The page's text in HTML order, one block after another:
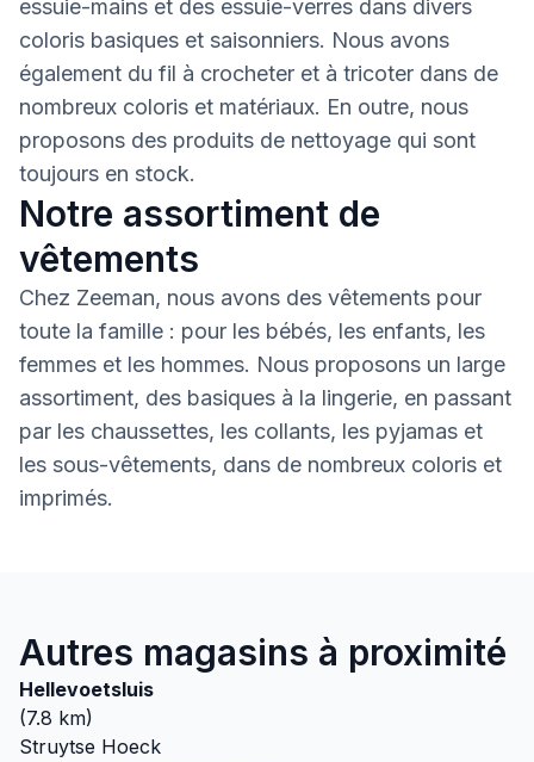
essuie-mains et des essuie-verres dans divers
coloris basiques et saisonniers. Nous avons
également du fil à crocheter et à tricoter dans de
nombreux coloris et matériaux. En outre, nous
proposons des produits de nettoyage qui sont
toujours en stock.
Notre assortiment de
vêtements
Chez Zeeman, nous avons des vêtements pour
toute la famille : pour les bébés, les enfants, les
femmes et les hommes. Nous proposons un large
assortiment, des basiques à la lingerie, en passant
par les chaussettes, les collants, les pyjamas et
les sous-vêtements, dans de nombreux coloris et
imprimés.
Autres magasins à proximité
Hellevoetsluis
(7.8 km)
Struytse Hoeck